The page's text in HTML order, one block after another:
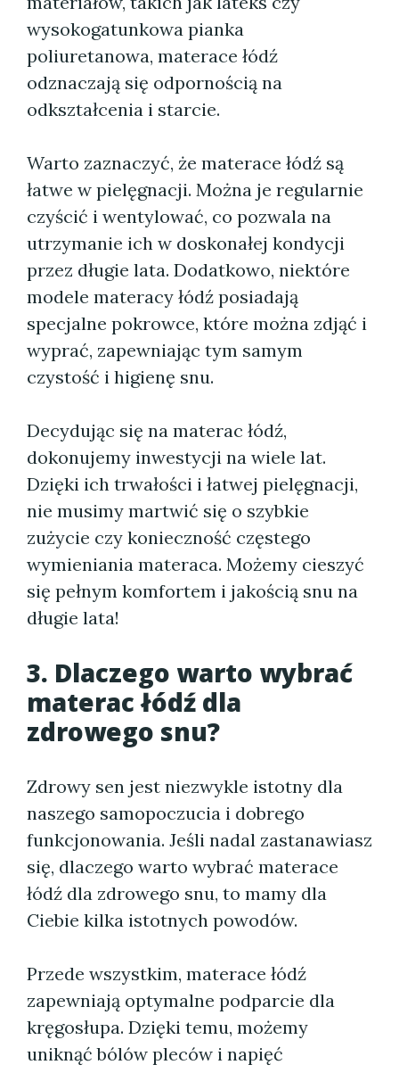
wysokogatunkowa pianka
poliuretanowa, materace łódź
odznaczają się odpornością na
odkształcenia i starcie.
Warto zaznaczyć, że materace łódź są
łatwe w pielęgnacji. Można je regularnie
czyścić i wentylować, co pozwala na
utrzymanie ich w doskonałej kondycji
przez długie lata. Dodatkowo, niektóre
modele materacy łódź posiadają
specjalne pokrowce, które można zdjąć i
wyprać, zapewniając tym samym
czystość i higienę snu.
Decydując się na materac łódź,
dokonujemy inwestycji na wiele lat.
Dzięki ich trwałości i łatwej pielęgnacji,
nie musimy martwić się o szybkie
zużycie czy konieczność częstego
wymieniania materaca. Możemy cieszyć
się pełnym komfortem i jakością snu na
długie lata!
3. Dlaczego warto wybrać
materac łódź dla
zdrowego snu?
Zdrowy sen jest niezwykle istotny dla
naszego samopoczucia i dobrego
funkcjonowania. Jeśli nadal zastanawiasz
się, dlaczego warto wybrać materace
łódź dla zdrowego snu, to mamy dla
Ciebie kilka istotnych powodów.
Przede wszystkim, materace łódź
zapewniają optymalne podparcie dla
kręgosłupa. Dzięki temu, możemy
uniknąć bólów pleców i napięć